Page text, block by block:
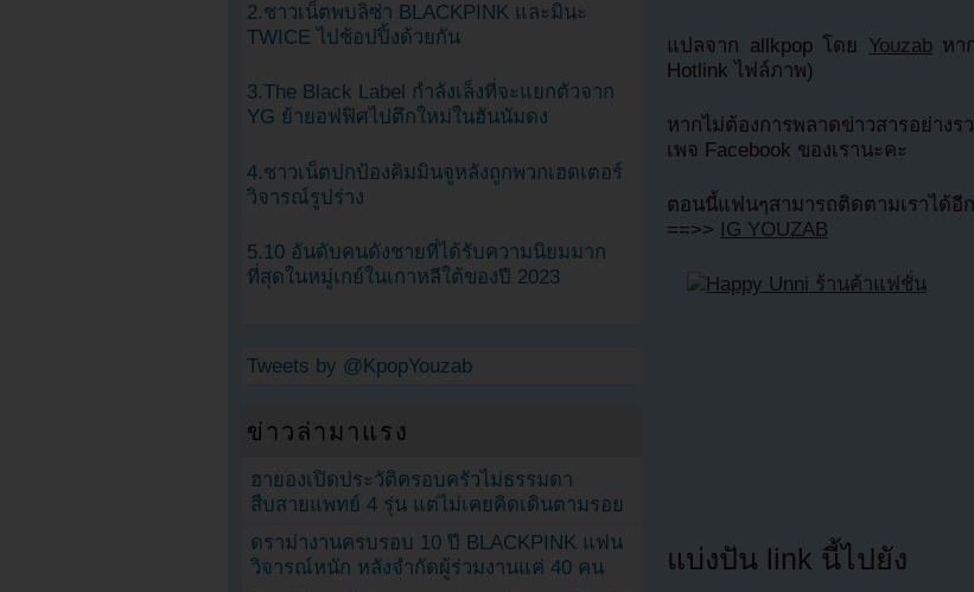
แปลจาก allkpop โดย Youzabหาก
Hotlink ไฟล์ภาพ)
หากไม่ต้องการพลาดข่าวสารอย่างร
เพจ Facebook ของเรานะคะ
ตอนนี้แฟนๆสามารถติดตามเราได้
==>> IG YOUZAB
แบ่งปัน link นี้ไปยัง
2.ชาวเน็ตพบลิซ่า BLACKPINK และมินะ
TWICE ไปช้อปปิ้งด้วยกัน
3.The Black Label กำลังเล็งที่จะแยกตัวจาก
YG ย้ายอฟฟิศไปตึกใหม่ในฮันนัมดง
4.ชาวเน็ตปกป้องคิมมินจูหลังถูกพวกเฮดเตอร์
วิจารณ์รูปร่าง
5.10 อันดับคนดังชายที่ได้รับความนิยมมาก
ที่สุดในหมู่เกย์ในเกาหลีใต้ของปี 2023
Tweets by @KpopYouzab
ข่าวล่ามาแรง
ฮายองเปิดประวัติครอบครัวไม่ธรรมดา
สืบสายแพทย์ 4 รุ่น แต่ไม่เคยคิดเดินตามรอย
ดราม่างานครบรอบ 10 ปี BLACKPINK แฟน
วิจารณ์หนัก หลังจำกัดผู้ร่วมงานแค่ 40 คน